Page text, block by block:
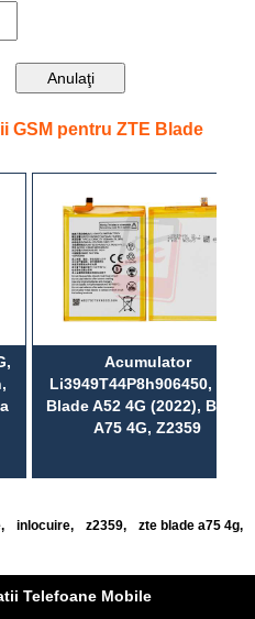
GSM pentru ZTE Blade
Acumulator
Li3949T44P8h906450, ZTE
Blade A52 4G (2022), Blade
A75 4G, Z2359
, inlocuire, z2359, zte blade a75 4g,
Telefoane Mobile